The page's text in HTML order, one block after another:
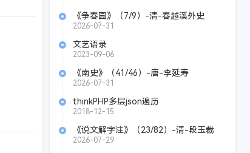
《争春园》（7/9）-清-春越溪外史
2026-07-31
文艺语录
2023-09-06
《南史》（41/46）-唐-李延寿
2026-07-31
thinkPHP多层json遍历
2018-12-15
《说文解字注》（23/82）-清-段玉裁
2026-07-29